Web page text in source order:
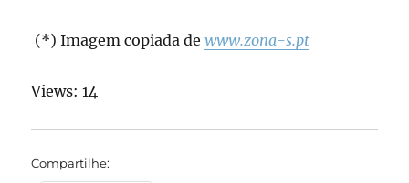
(*) Imagem copiada dewww.zona-s.pt
Views: 14
Compartilhe: